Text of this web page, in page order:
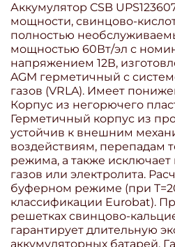
Аккумулятор CSB
мощности, свинцово-
полностью
мощностью 60Вт/эл с
напряжением 12В,
AGM герметичный с
газов (VRLA). Имеет
Корпус из негорючего
Герметичный корпус из
устойчив к внешним
воздействиям, перепадам
режима, а также исключает
газов или электролита.
буферном режиме (при
классификации Eurobat).
решетках свинцово-
гарантирует длительную
аккумуляторных батарей.